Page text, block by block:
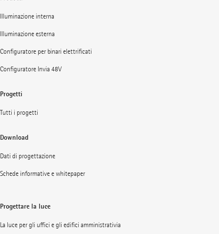
Illuminazione interna
Illuminazione esterna
Configuratore per binari elettrificati
Configuratore Invia 48V
Progetti
Tutti i progetti
Download
Dati di progettazione
Schede informative e whitepaper
Progettare la luce
La luce per gli uffici e gli edifici amministrativia